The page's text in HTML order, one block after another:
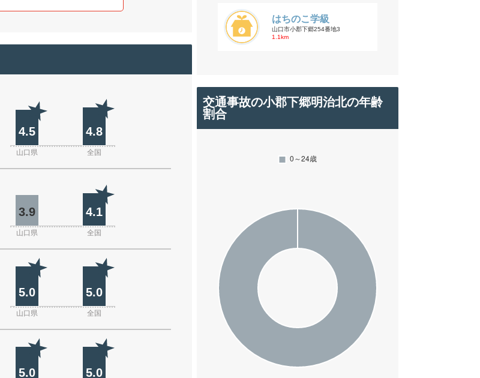
4.5 4.8
山口県 全国
3.9 4.1
山口県 全国
5.0 5.0
山口県 全国
5.0 5.0
はちのこ学級
山口市小郡下郷254番地3
1.1km
交通事故の小郡下郷明治北の年齢
割合